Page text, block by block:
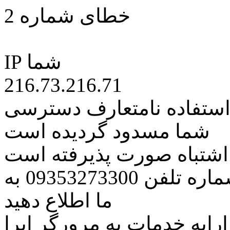
خطای شماره 2
IP شما
216.73.216.71
نامتعارف دسترسی
شما مسدود گردیده است
اشتباه صورت پذیرفته است
مراتب این مسئله را از طریق شماره تلفن 09353273300 به
ما اطلاع دهید
خدمات به مرورگر اپرا